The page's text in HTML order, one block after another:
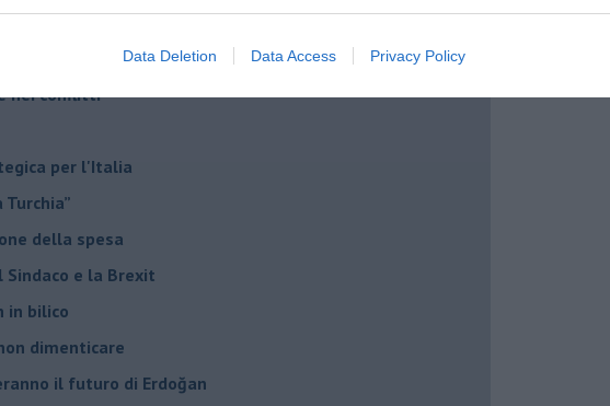
Data Deletion Data Access Privacy Policy
nei conflitti
per l'Italia
della spesa
Sindaco e la Brexit
in bilico
dimenticare
il futuro di Erdoğan